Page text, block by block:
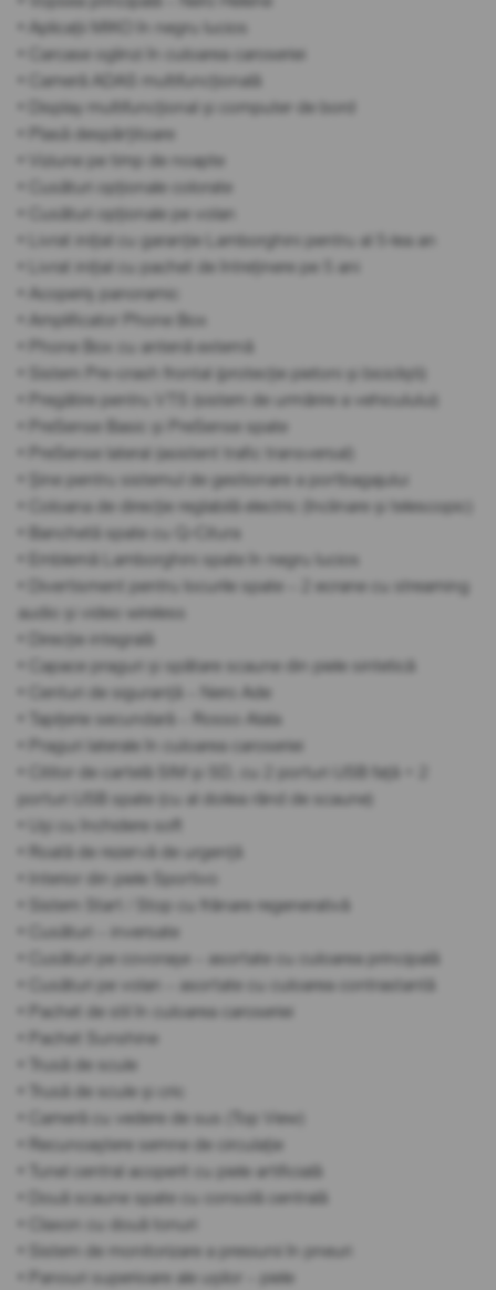
• Aplicații MIKO în negru lucios
• Carcase oglinzi în culoarea caroseriei
• Cameră ADAS multifuncțională
• Display multifuncțional și computer de bord
• Plasă despărțitoare
• Viziune pe timp de noapte
• Cusături opționale colorate
• Cusături opționale pe volan
• Livrat inițial cu garanție Lamborghini pentru al 5-lea an
• Livrat inițial cu pachet de întreținere pe 5 ani
• Acoperiș panoramic
• Amplificator Phone Box
• Phone Box cu antenă externă
• Sistem Pre-crash frontal (protecție pietoni și bicicliști)
• Pregătire pentru VTS (sistem de urmărire a vehiculului)
• PreSense Basic și PreSense spate
• PreSense lateral (asistent trafic transversal)
• Șine pentru sistemul de gestionare a portbagajului
• Coloana de direcție reglabilă electric (înclinare și telescopic)
• Banchetă spate cu Q-Citura
• Emblemă Lamborghini spate în negru lucios
• Divertisment pentru locurile spate – 2 ecrane cu streaming
audio și video wireless
• Direcție integrală
• Capace praguri și spătare scaune din piele sintetică
• Centuri de siguranță – Nero Ade
• Tapițerie secundară – Rosso Alala
• Praguri laterale în culoarea caroseriei
• Cititor de cartelă SIM și SD, cu 2 porturi USB față + 2
porturi USB spate (cu al doilea rând de scaune)
• Uși cu închidere soft
• Roată de rezervă de urgență
• Interior din piele Sportivo
• Sistem Start / Stop cu frânare regenerativă
• Cusături – inversate
• Cusături pe covorașe – asortate cu culoarea principală
• Cusături pe volan – asortate cu culoarea contrastantă
• Pachet de stil în culoarea caroseriei
• Pachet Sunshine
• Trusă de scule
• Trusă de scule și cric
• Cameră cu vedere de sus (Top View)
• Recunoaștere semne de circulație
• Tunel central acoperit cu piele artificială
• Două scaune spate cu consolă centrală
• Claxon cu două tonuri
• Sistem de monitorizare a presiunii în pneuri
• Panouri superioare ale ușilor – piele